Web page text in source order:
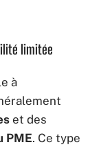
limitée
à
et des
PME. Ce type